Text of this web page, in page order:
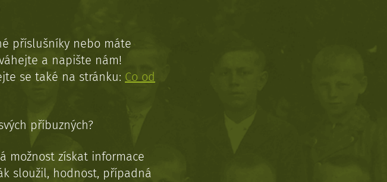
příslušníky nebo máte
a napište nám!
se také na stránku: Co od
příbuzných?
možnost získat informace
sloužil, hodnost, případná